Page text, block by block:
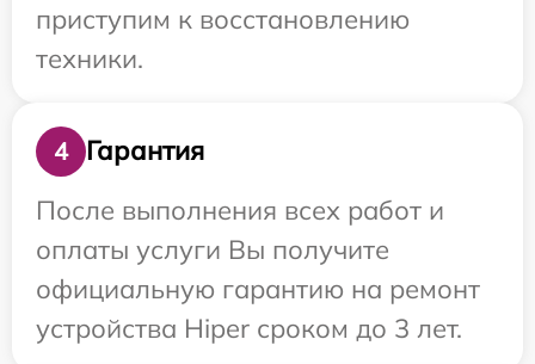
приступим к восстановлению
техники.
4
Гарантия
После выполнения всех работ и
оплаты услуги Вы получите
официальную гарантию на ремонт
устройства Hiper сроком до 3 лет.